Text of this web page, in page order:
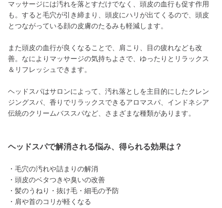
マッサージには汚れを落とすだけでなく、頭皮の血行も促す作用
も。すると毛穴が引き締まり、頭皮にハリが出てくるので、頭皮
とつながっている顔の皮膚のたるみも軽減します。
また頭皮の血行が良くなることで、肩こり、目の疲れなども改
善。なによりマッサージの気持ちよさで、ゆったりとリラックス
＆リフレッシュできます。
ヘッドスパはサロンによって、汚れ落としを主目的にしたクレン
ジングスパ、香りでリラックスできるアロマスパ、インドネシア
伝統のクリームバススパなど、さまざまな種類があります。
ヘッドスパで解消される悩み、得られる効果は？
・毛穴の汚れや詰まりの解消
・頭皮のベタつきや臭いの改善
・髪のうねり・抜け毛・細毛の予防
・肩や首のコリが軽くなる